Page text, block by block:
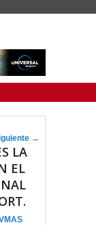
artículos
→
LA
EL